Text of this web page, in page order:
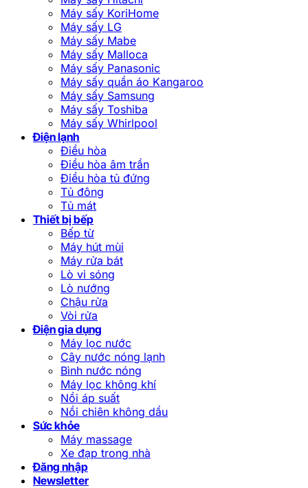
Máy sấy KoriHome
Máy sấy LG
Máy sấy Mabe
Máy sấy Malloca
Máy sấy Panasonic
Máy sấy quần áo Kangaroo
Máy sấy Samsung
Máy sấy Toshiba
Máy sấy Whirlpool
Điện lạnh
Điều hòa
Điều hòa âm trần
Điều hòa tủ đứng
Tủ đông
Tủ mát
Thiết bị bếp
Bếp từ
Máy hút mùi
Máy rửa bát
Lò vi sóng
Lò nướng
Chậu rửa
Vòi rửa
Điện gia dụng
Máy lọc nước
Cây nước nóng lạnh
Bình nước nóng
Máy lọc không khí
Nồi áp suất
Nồi chiên không dầu
Sức khỏe
Máy massage
Xe đạp trong nhà
Đăng nhập
Newsletter